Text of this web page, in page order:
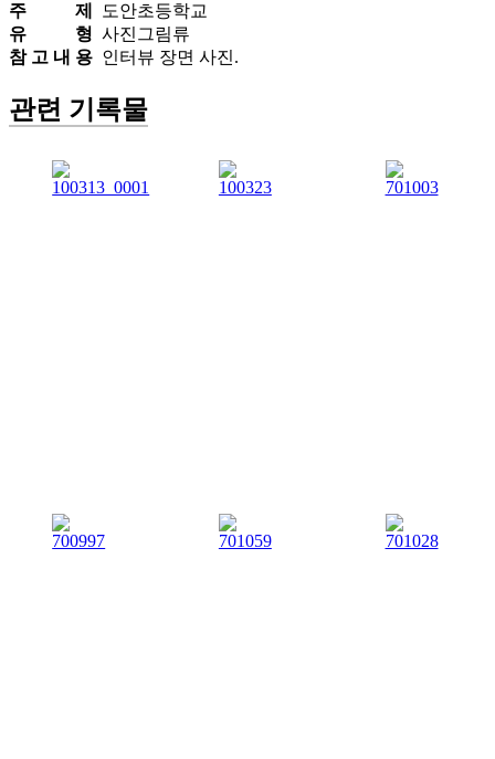
주 제
도안초등학교
유 형 사진그림류
참 고 내 용 인터뷰 장면 사진.
관련 기록물